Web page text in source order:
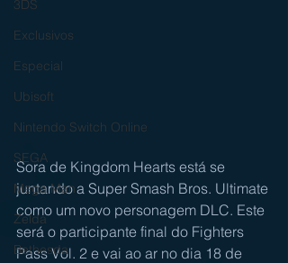
3DS
Exclusivos
Especial
Ubisoft
Nintendo Switch Online
SEGA
Mega Man
Zelda
Bethesda
Sora de Kingdom Hearts está se
juntando a Super Smash Bros. Ultimate
como um novo personagem DLC. Este
será o participante final do Fighters
Pass Vol. 2 e vai ao ar no dia 18 de